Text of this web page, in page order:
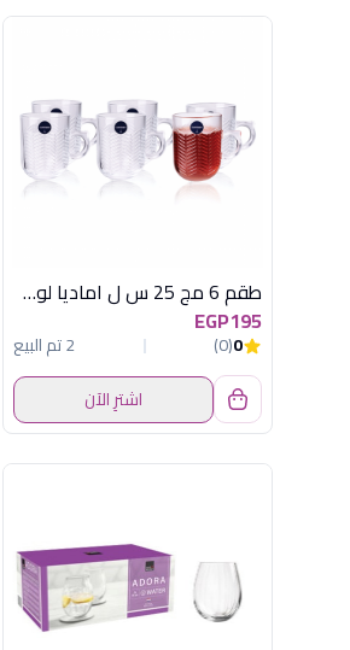
طقم 6 مج 25 س ل اماديا لومينارك اماراتي
EGP195
0
(0)
2 تم البيع
اشترِ الآن